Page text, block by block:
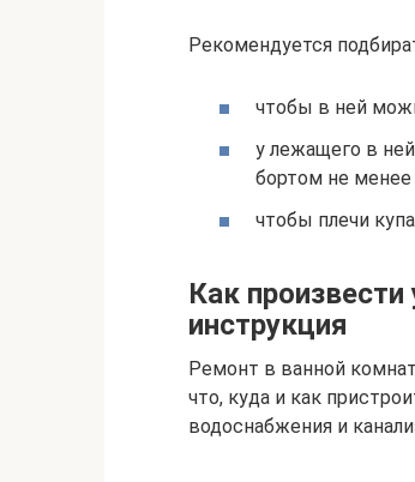
Рекомендуется
чтобы в ней
у лежащего в
бортом не
чтобы плечи
Как
инструкция
Ремонт в ванной
что, куда и как
водоснабжения и